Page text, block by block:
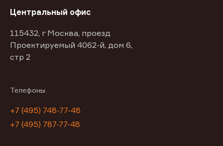
Центральный офис
115432, г Москва, проезд
Проектируемый 4062-й, дом 6,
стр 2
Телефоны
+7 (495) 748-77-48
+7 (495) 787-77-48